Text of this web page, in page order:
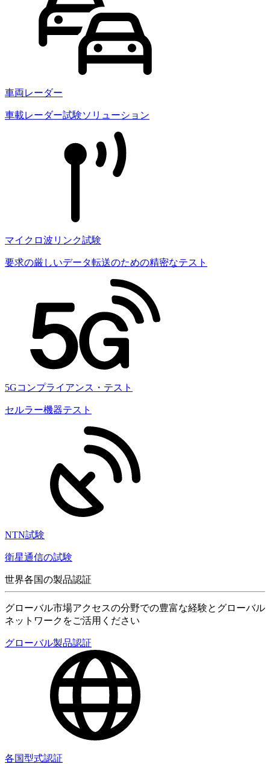
車両レーダー
車載レーダー試験ソリューション
マイクロ波リンク試験
要求の厳しいデータ転送のための精密なテスト
5Gコンプライアンス・テスト
セルラー機器テスト
NTN試験
衛星通信の試験
世界各国の製品認証
グローバル市場アクセスの分野での豊富な経験とグローバル
ネットワークをご活用ください
グローバル製品認証
各国型式認証